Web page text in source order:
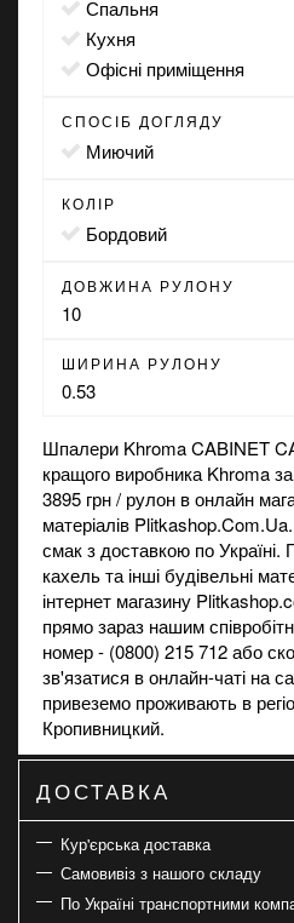
спальня
кухня
офісні приміщення
СПОСІБ ДОГЛЯДУ
миючий
КОЛІР
бордовий
ДОВЖИНА РУЛОНУ
10
ШИРИНА РУЛОНУ
0.53
Шпалери Khroma CABINET
кращого виробника Khroma
3895 грн / рулон вонлайн
матеріалів
смак з доставкою по Україні.
кахельта інші будівельні
інтернет магазину
прямо зараз нашим
номер - (0800) 215 712 або
зв'язатися в онлайн-чаті на
привеземо проживають в
Кропивницкий.
ДОСТАВКА
Кур'єрська доставка
Самовивіз з нашого складу
По Україні транспортними